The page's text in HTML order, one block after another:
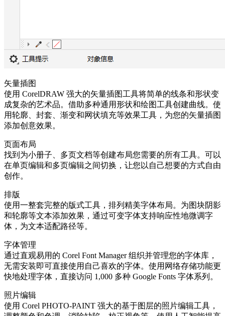
矢量插图
使用 CorelDRAW 强大的矢量插图工具将简单的线条和形状变
成复杂的艺术品。借助多种通用形状和绘图工具创建曲线。使
用轮廓、封套、渐变和网状填充等效果工具，为您的矢量插图
添加创意效果。
页面布局
找到为小册子、多页文档等创建布局您需要的所有工具。可以
在单页编辑和多页编辑之间切换，让您以自己想要的方式自由
创作。
排版
使用一整套完整的版式工具，排列精美字体布局。为图块阴影
和轮廓等文本添加效果，通过可变字体支持响应性地微调字
体，为文本适配路径等。
字体管理
通过直观易用的 Corel Font Manager 组织并管理您的字体库，
无需安装即可直接使用自己喜欢的字体。使用网络存储功能更
快地处理字体，直接访问 1,000 多种 Google Fonts 字体系列。
照片编辑
使用 Corel PHOTO-PAINT 强大的基于图层的照片编辑工具，